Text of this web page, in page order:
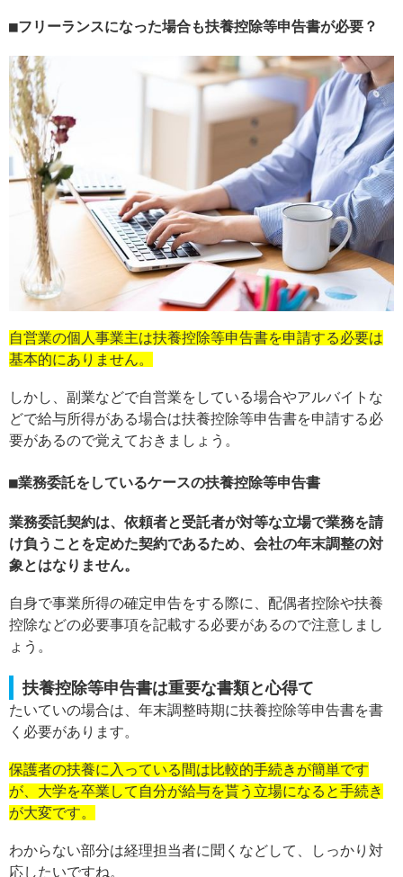
フリーランスになった場合も扶養控除等申告書が必要？
自営業の個人事業主は扶養控除等申告書を申請する必要は
基本的にありません。
しかし、副業などで自営業をしている場合やアルバイトな
どで給与所得がある場合は扶養控除等申告書を申請する必
要があるので覚えておきましょう。
業務委託をしているケースの扶養控除等申告書
業務委託契約は、依頼者と受託者が対等な立場で業務を請
け負うことを定めた契約であるため、会社の年末調整の対
象とはなりません。
自身で事業所得の確定申告をする際に、配偶者控除や扶養
控除などの必要事項を記載する必要があるので注意しまし
ょう。
扶養控除等申告書は重要な書類と心得て
たいていの場合は、年末調整時期に扶養控除等申告書を書
く必要があります。
保護者の扶養に入っている間は比較的手続きが簡単です
が、大学を卒業して自分が給与を貰う立場になると手続き
が大変です。
わからない部分は経理担当者に聞くなどして、しっかり対
応したいですね。